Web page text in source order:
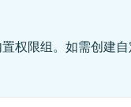
权限组。如需创建